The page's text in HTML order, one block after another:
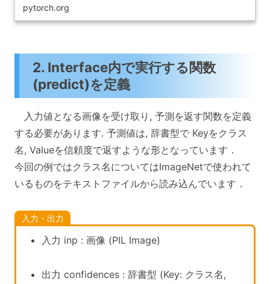
pytorch.org
2. Interface内で実行する関数
(predict)を定義
入力値となる画像を受け取り, 予測を返す関数を定義
する必要があります. 予測値は, 辞書型で Keyをクラス
名, Valueを信頼度で返すような形となっています．
今回の例ではクラス名についてはImageNetで使われて
いるものをテキストファイルから読み込んでいます．
入力・出力
入力 inp : 画像 (PIL Image)
出力 confidences : 辞書型 (Key: クラス名,